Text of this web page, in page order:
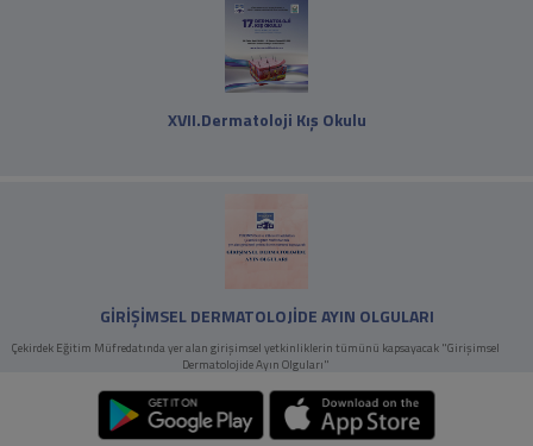
XVII.Dermatoloji Kış Okulu
GİRİŞİMSEL DERMATOLOJİDE AYIN OLGULARI
Çekirdek Eğitim Müfredatında yer alan girişimsel yetkinliklerin tümünü kapsayacak "Girişimsel
Dermatolojide Ayın Olguları"